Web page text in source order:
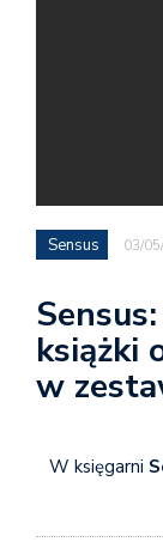
Sensus 03/
książki
w
W księgarni